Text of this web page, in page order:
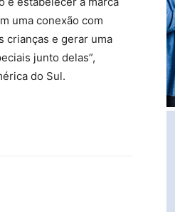
uma conexão com
crianças e gerar uma
junto delas”,
do Sul.